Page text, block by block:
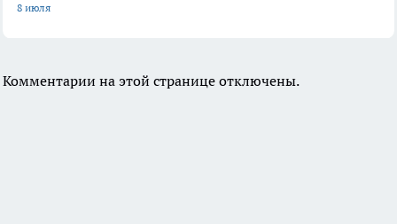
8 июля
Комментарии на этой странице отключены.